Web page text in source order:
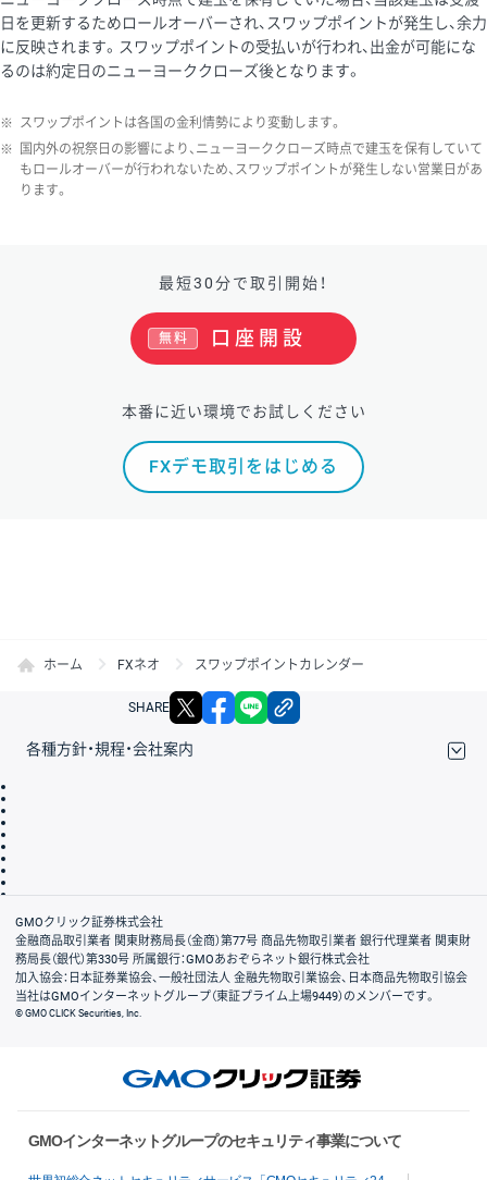
日を更新するためロールオーバーされ、スワップポイントが発生し、余力
に反映されます。スワップポイントの受払いが行われ、出金が可能にな
るのは約定日のニューヨーククローズ後となります。
※ スワップポイントは各国の金利情勢により変動します。
※
国内外の祝祭日の影響により、ニューヨーククローズ時点で建玉を保有していて
もロールオーバーが行われないため、スワップポイントが発生しない営業日があ
ります。
最短30分で取引開始！
口座開設
無料
本番に近い環境でお試しください
FXデモ取引をはじめる
ホーム FXネオ スワップポイントカレンダー
SHARE X facebook
各種方針・規程・会社案内
会社案内
GMOクリック証券株式会社
金融商品取引業者 関東財務局長（金商）第77号 商品先物取引業者 銀行代理業者 関東財
務局長（銀代）第330号 所属銀行：GMOあおぞらネット銀行株式会社
加入協会：日本証券業協会、一般社団法人 金融先物取引業協会、日本商品先物取引協会
当社はGMOインターネットグループ（東証プライム上場9449）のメンバーです。
© GMO CLICK Securities, Inc.
GMOインターネットグループのセキュリティ事業について